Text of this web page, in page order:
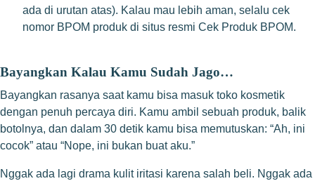
ada di urutan atas). Kalau mau lebih aman, selalu cek
nomor BPOM produk di situs resmi Cek Produk BPOM.
Bayangkan Kalau Kamu Sudah Jago…
Bayangkan rasanya saat kamu bisa masuk toko kosmetik
dengan penuh percaya diri. Kamu ambil sebuah produk, balik
botolnya, dan dalam 30 detik kamu bisa memutuskan: “Ah, ini
cocok” atau “Nope, ini bukan buat aku.”
Nggak ada lagi drama kulit iritasi karena salah beli. Nggak ada